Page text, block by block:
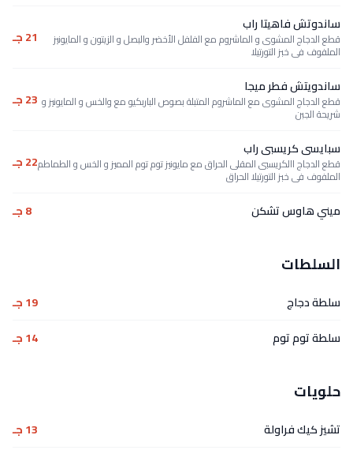
ساندوتش فاهيتا راب
قطع الدجاج المشوى و الماشروم مع الفلفل الأخضر والبصل و الزيتون و المايونيز
الملفوف فى خبز التورتيلا
21 جـ
ساندويتش فطر ميجا
قطع الدجاج المشوى مع الماشروم المتبلة بصوص الباربكيو مع والخس و المايونيز و
شريحة الجبن
23 جـ
سبايسى كريسبى راب
قطع الدجاج االكريسبى المقلى الحراق مع مايونيز توم توم المميز و الخس و الطماطم
الملفوف فى خبز التورتيلا الحراق
22 جـ
ميني هاوس تشكن 8 جـ
السلطات
سلطة دجاج
19 جـ
سلطة توم توم
14 جـ
حلويات
تشيز كيك فراولة
13 جـ